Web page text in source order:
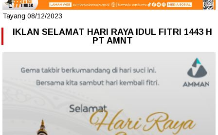
Tayang 08/12/2023
IKLAN SELAMAT HARI RAYA IDUL FITRI 1443 H
PT AMNT